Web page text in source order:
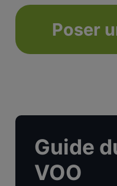
Poser
Guide
VOO